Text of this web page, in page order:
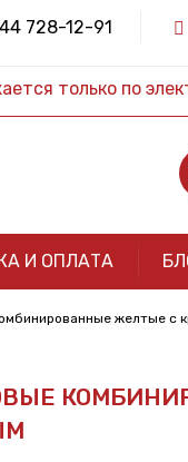
728-12-91
только по
И ОПЛАТА
желтые с